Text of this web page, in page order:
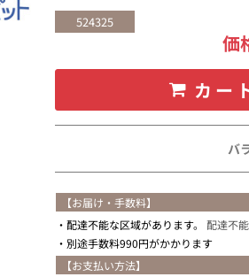
524325
価
カー
バ
【お届け・手数料】
配達不能な区域があります。 配達不
別途手数料990円がかかります
【お支払い方法】